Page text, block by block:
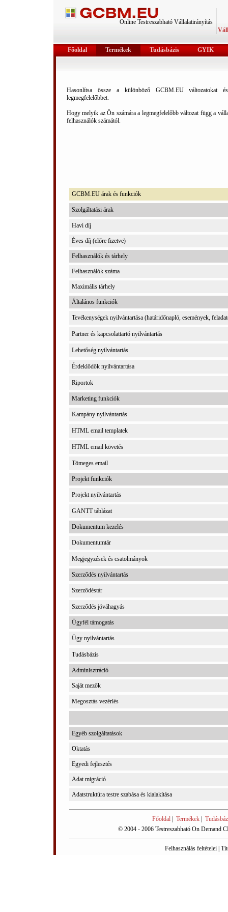
Online Testreszabható Vállalatirányítás
Főoldal Termékek Tudásbázis GYIK
Hasonlítsa össze a különböző GCBM.EU változatokat
legmegfelelőbbet.
Hogy melyik az Ön számára a legmegfelelőbb változat függ a
felhasználók számától.
GCBM.EU árak és funkciók
Szolgáltatási árak
Havi díj
Éves díj (előre fizetve)
Felhasználók és tárhely
Felhasználók száma
Maximális tárhely
Általános funkciók
Tevékenységek nyilvántartása (határidőnapló, események,
Partner és kapcsolattartó nyilvántartás
Lehetőség nyilvántartás
Érdeklődők nyilvántartása
Riportok
Marketing funkciók
Kampány nyilvántartás
HTML email templatek
HTML email követés
Tömeges email
Projekt funkciók
Projekt nyilvántartás
GANTT táblázat
Dokumentum kezelés
Dokumentumtár
Megjegyzések és csatolmányok
Szerződés nyilvántartás
Szerződéstár
Szerződés jóváhagyás
Ügyfél támogatás
Ügy nyilvántartás
Tudásbázis
Adminisztráció
Saját mezők
Megosztás vezérlés
Egyéb szolgáltatások
Oktatás
Egyedi fejlesztés
Adat migráció
Adatstruktúra testre szabása és kialakítása
Főoldal| Termékek|
© 2004 - 2006 Testreszabható On Demand
Felhasználás feltételei